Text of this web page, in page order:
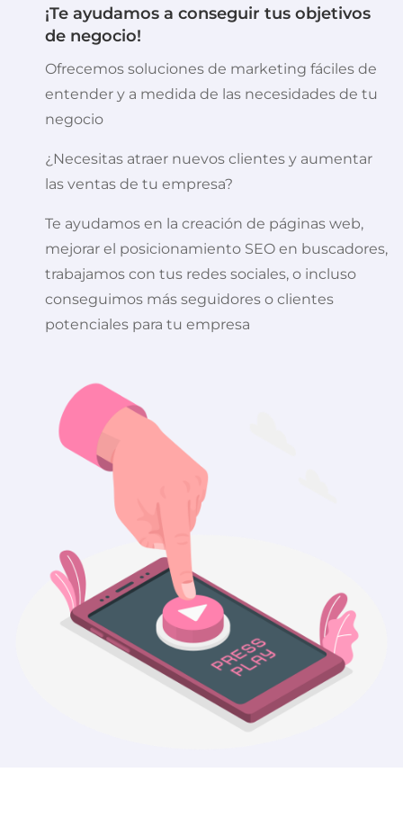
¡Te ayudamos a conseguir tus objetivos
de negocio!
Ofrecemos soluciones de marketing fáciles de
entender y a medida de las necesidades de tu
negocio
¿Necesitas atraer nuevos clientes y aumentar
las ventas de tu empresa?
Te ayudamos en la creación de páginas web,
mejorar el posicionamiento SEO en buscadores,
trabajamos con tus redes sociales, o incluso
conseguimos más seguidores o clientes
potenciales para tu empresa